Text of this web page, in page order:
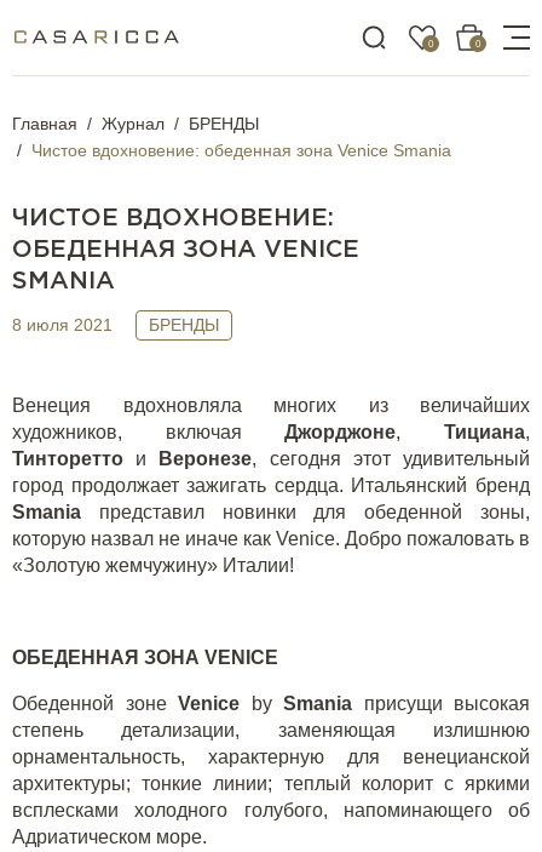
0 0
Главная Журнал
БРЕНДЫ
Чистое вдохновение: обеденная зона Venice Smania
ЧИСТОЕ ВДОХНОВЕНИЕ:
ОБЕДЕННАЯ ЗОНА VENICE
SMANIA
8 июля 2021 БРЕНДЫ
Венеция вдохновляла многих из величайших
художников, включаяДжорджоне,Тициана,
Тинторетто и Веронезе, сегодня этот удивительный
город продолжает зажигать сердца. Итальянский бренд
Smania
представил новинки для обеденной зоны,
которую назвал не иначе как Venice. Добро пожаловать в
«Золотую жемчужину» Италии!
ОБЕДЕННАЯ ЗОНА VENICE
Обеденной зоне Venice by Smania
присущи высокая
степень детализации, заменяющая излишнюю
орнаментальность, характерную для венецианской
архитектуры; тонкие линии; теплый колорит с яркими
всплесками холодного голубого, напоминающего об
Адриатическом море.